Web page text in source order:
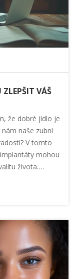
VÁŠ
že dobré jídlo je
naše zubní
V tomto
mohou
života.
opět si plně